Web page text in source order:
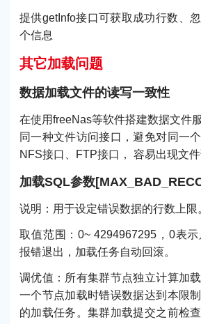
提供getInfo接口可获取成功行数、
个信息
其它加载问题
数据加载文件的读写一致性
在使用freeNas等软件搭建数据文件
同一种文件访问接口，避免对同一
NFS接口、FTP接口， 容易出现文件
加载SQL参数
说明：用于设定错误数据的行数上限
取值范围：0~ 4294967295，0表
报错退出，加载任务自动回滚。
调优值：所有集群节点独立计算加
一个节点加载时错误数据达到本限
的加载任务。集群加载提交之前检